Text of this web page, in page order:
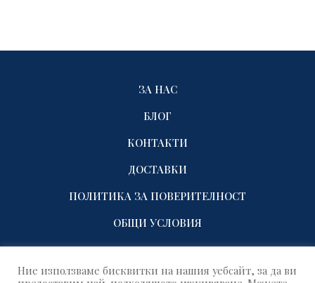
ЗА НАС
БЛОГ
КОНТАКТИ
ДОСТАВКИ
ПОЛИТИКА ЗА ПОВЕРИТЕЛНОСТ
ОБЩИ УСЛОВИЯ
Ние използваме бисквитки на нашия уебсайт, за да ви